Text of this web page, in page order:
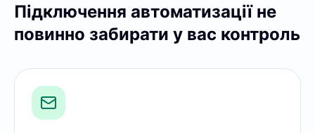
Підключення автоматизації не
повинно забирати у вас контроль